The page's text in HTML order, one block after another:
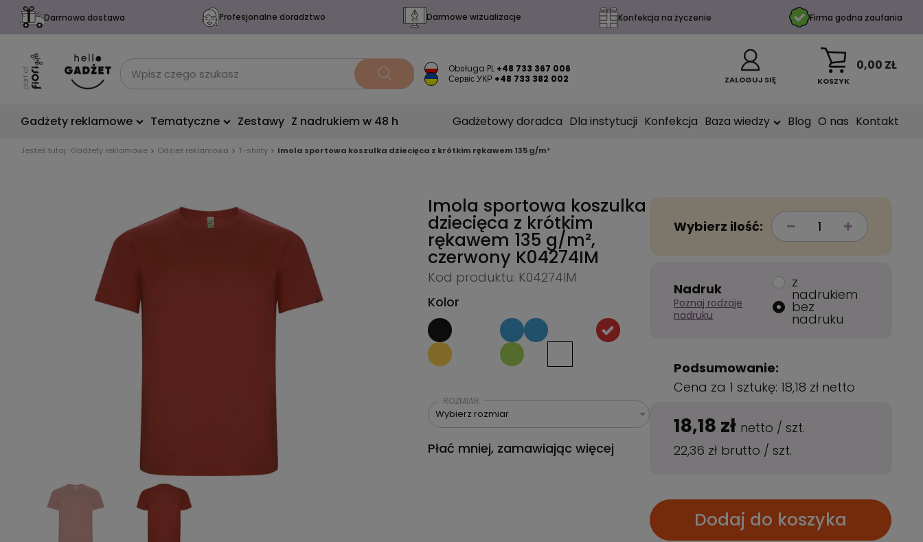
Darmowa dostawa Profesjonalne doradztwo Darmowe wizualizacje Konfekcja na życzenie Firma godna zaufania
Obsługa PL +48 733 367 006
Сервіс УКР +48 733 382 002 ZALOGUJ SIĘ KOSZYK
0,00 ZŁ
Gadżety reklamowe Tematyczne Zestawy Z nadrukiem w 48 h Gadżetowy doradca Dla instytucji Konfekcja Baza wiedzy Blog O nas Kontakt
Jesteś tutaj: Gadżety reklamowe Odzież reklamowa T-shirty Imola sportowa koszulka dziecięca z krótkim rękawem 135 g/m²
Imola sportowa koszulka
dziecięca z krótkim
rękawem 135 g/m²,
czerwony K04274IM
Kod produktu: K04274IM
Kolor
ROZMIAR
Wybierz rozmiar
Płać mniej, zamawiając więcej
Wybierz ilość:
Nadruk
Poznaj rodzaje
nadruku
z
nadrukiem
bez
nadruku
Podsumowanie:
Cena za 1 sztukę: 18,18 zł netto
18,18 zł netto /szt.
22,36 zł brutto /szt.
Dodaj do koszyka